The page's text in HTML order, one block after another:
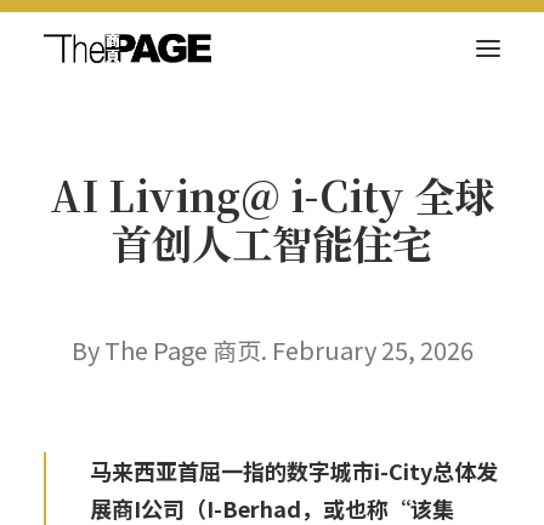
新闻内容
Search
AI Living@ i-City 全球
首创人工智能住宅
By The Page 商页. February 25, 2026
马来西亚首屈一指的数字城市i-City总体发
展商I公司 （I-Berhad，或也称“该集